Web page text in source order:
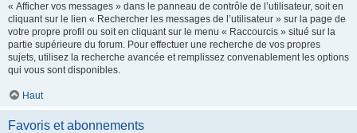
« Afficher vos messages » dans le panneau de contrôle de l’utilisateur, soit en
cliquant sur le lien « Rechercher les messages de l’utilisateur » sur la page de
votre propre profil ou soit en cliquant sur le menu « Raccourcis » situé sur la
partie supérieure du forum. Pour effectuer une recherche de vos propres
sujets, utilisez la recherche avancée et remplissez convenablement les options
qui vous sont disponibles.
Haut
Favoris et abonnements